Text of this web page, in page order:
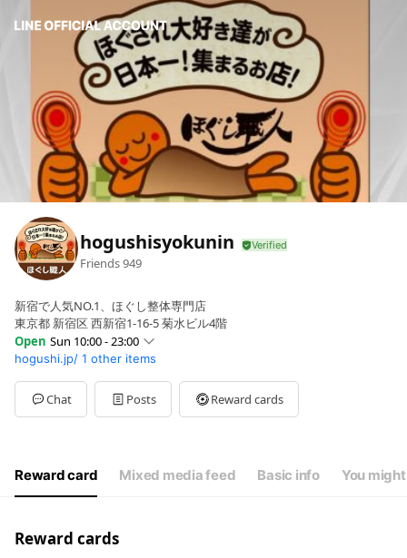
hogushisyokunin
Friends949
新宿で人気NO.1、ほぐし整体専門店
東京都 新宿区 西新宿1-16-5 菊水ビル4階
Open Sun 10:00 - 23:00
Sun10:00 - 23:00
Mon11:00 - 23:00
Tue11:00 - 23:00
Wed11:00 - 23:00
祝日は10:00~23:00 お電話最終受付は20:00迄
hogushi.jp/ 1 other items
Chat Posts Reward cards
Reward card Mixed media feed Basic info You
Reward cards